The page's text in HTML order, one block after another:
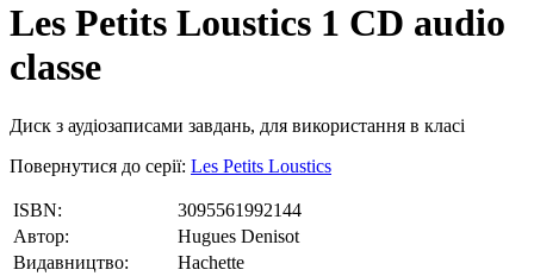
Les Petits Loustics 1 CD audio
classe
Диск з аудіозаписами завдань, для використання в класі
Повернутися до серії: Les Petits Loustics
ISBN:
3095561992144
Автор:
Hugues Denisot
Видавництво:
Hachette